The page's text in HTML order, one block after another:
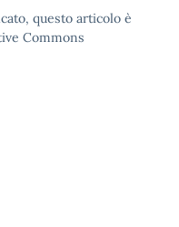
questo articolo è
Commons